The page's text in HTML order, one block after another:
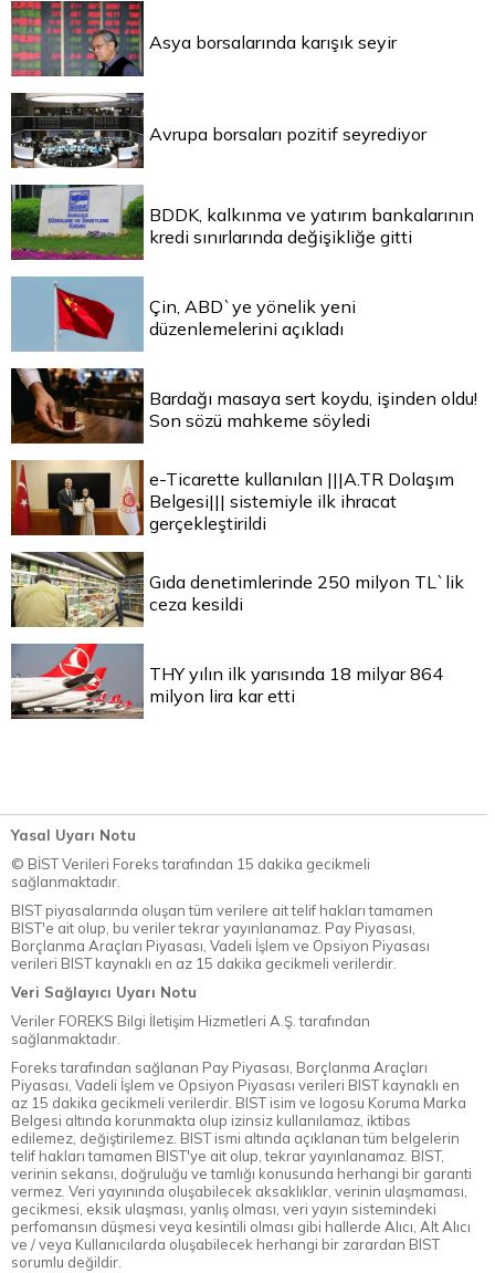
Asya borsalarında karışık seyir
Avrupa borsaları pozitif seyrediyor
BDDK, kalkınma ve yatırım bankalarının
kredi sınırlarında değişikliğe gitti
Çin, ABD`ye yönelik yeni
düzenlemelerini açıkladı
Bardağı masaya sert koydu, işinden oldu!
Son sözü mahkeme söyledi
e-Ticarette kullanılan |||A.TR Dolaşım
Belgesi||| sistemiyle ilk ihracat
gerçekleştirildi
Gıda denetimlerinde 250 milyon TL`lik
ceza kesildi
THY yılın ilk yarısında 18 milyar 864
milyon lira kar etti
Yasal Uyarı Notu
© BİST Verileri Foreks tarafından 15 dakika gecikmeli
sağlanmaktadır.
BIST piyasalarında oluşan tüm verilere ait telif hakları tamamen
BIST'e ait olup, bu veriler tekrar yayınlanamaz. Pay Piyasası,
Borçlanma Araçları Piyasası, Vadeli İşlem ve Opsiyon Piyasası
verileri BIST kaynaklı en az 15 dakika gecikmeli verilerdir.
Veri Sağlayıcı Uyarı Notu
Veriler FOREKS Bilgi İletişim Hizmetleri A.Ş. tarafından
sağlanmaktadır.
Foreks tarafından sağlanan Pay Piyasası, Borçlanma Araçları
Piyasası, Vadeli İşlem ve Opsiyon Piyasası verileri BIST kaynaklı en
az 15 dakika gecikmeli verilerdir. BIST isim ve logosu Koruma Marka
Belgesi altında korunmakta olup izinsiz kullanılamaz, iktibas
edilemez, değiştirilemez. BIST ismi altında açıklanan tüm belgelerin
telif hakları tamamen BIST'ye ait olup, tekrar yayınlanamaz. BIST,
verinin sekansı, doğruluğu ve tamlığı konusunda herhangi bir garanti
vermez. Veri yayınında oluşabilecek aksaklıklar, verinin ulaşmaması,
gecikmesi, eksik ulaşması, yanlış olması, veri yayın sistemindeki
perfomansın düşmesi veya kesintili olması gibi hallerde Alıcı, Alt Alıcı
ve / veya Kullanıcılarda oluşabilecek herhangi bir zarardan BIST
sorumlu değildir.